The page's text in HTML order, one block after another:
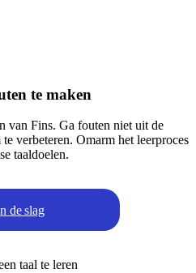
te maken
van Fins. Ga fouten niet uit de
verbeteren. Omarm het leerproces
taaldoelen.
de slag
taal te leren